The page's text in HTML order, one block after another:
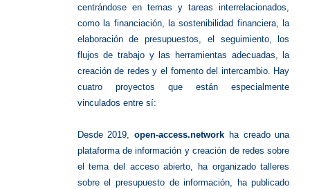
centrándose en temas y tareas interrelacionados,
como la financiación, la sostenibilidad financiera, la
elaboración de presupuestos, el seguimiento, los
flujos de trabajo y las herramientas adecuadas, la
creación de redes y el fomento del intercambio. Hay
cuatro proyectos que están especialmente
vinculados entre sí:
Desde 2019,open-access.network ha creado una
plataforma de información y creación de redes sobre
el tema del acceso abierto, ha organizado talleres
sobre el presupuesto de información, ha publicado